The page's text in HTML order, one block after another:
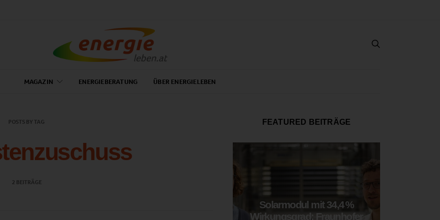
MAGAZIN ENERGIEBERATUNG ÜBER ENERGIELEBEN
POSTS BY TAG
2 BEITRÄGE
FEATURED BEITRÄGE
Solarmodul mit 34,4 %
Wirkungsgrad: Fraunhofer